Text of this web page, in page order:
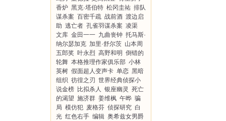
香炉 黑克·塔伯特 松冈圭祐 排队
谋杀案 百密千疏 战前酒 渡边启
助 逃亡者 孔雀羽谋杀案 凌渠
文库 金田一一 九曲丧钟 托马斯·
纳尔瑟加克 加里·舒尔茨 山本周
五郎奖 叶永烈 高野和明 倒错的
轮舞 本格推理作家俱乐部 小林
英树 假面超人变声卡 单恋 黑暗
组织 彷徨之刃 世界经典侦探小
说金榜 比拟杀人 银座幽灵 死亡
的渴望 施济群 姜维枫 午晔 骗
局 模仿犯 麦格芬 侦探研究 白
光 红色右手 编辑 奥希兹女男爵